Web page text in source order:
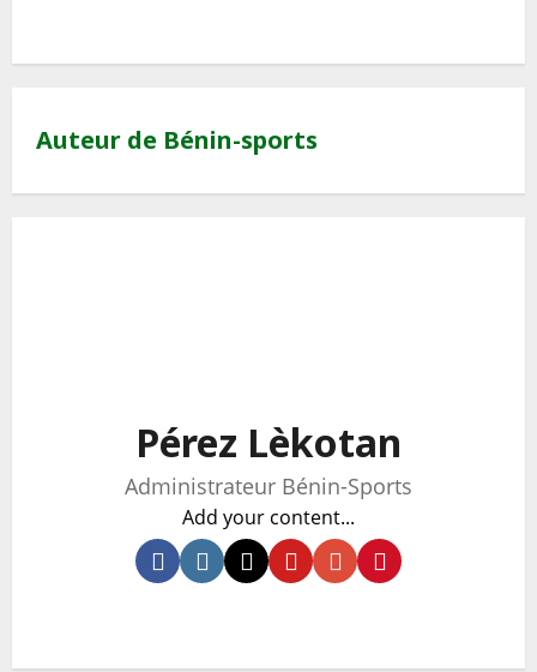
Auteur de Bénin-sports
Pérez Lèkotan
Administrateur Bénin-Sports
Add your content...